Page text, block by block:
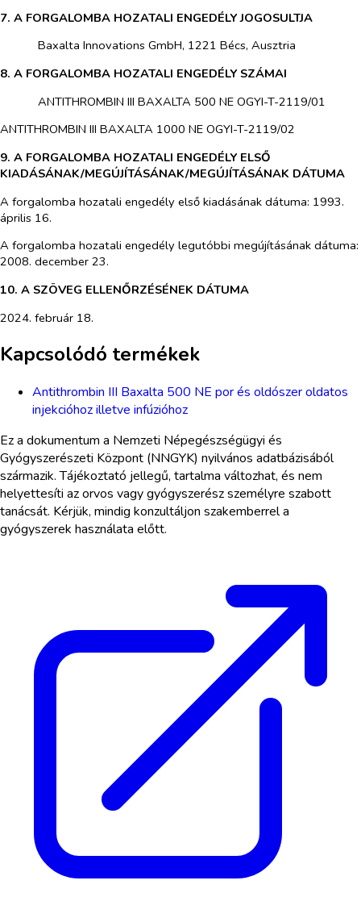
7. A FORGALOMBA HOZATALI ENGEDÉLY JOGOSULTJA
Baxalta Innovations GmbH, 1221 Bécs, Ausztria
8. A FORGALOMBA HOZATALI ENGEDÉLY SZÁMAI
ANTITHROMBIN III BAXALTA 500 NE OGYI-T-2119/01
ANTITHROMBIN III BAXALTA 1000 NE OGYI-T-2119/02
9. A FORGALOMBA HOZATALI ENGEDÉLY ELSŐ
KIADÁSÁNAK/MEGÚJÍTÁSÁNAK/MEGÚJÍTÁSÁNAK DÁTUMA
A forgalomba hozatali engedély első kiadásának dátuma: 1993.
április 16.
A forgalomba hozatali engedély legutóbbi megújításának dátuma:
2008. december 23.
10. A SZÖVEG ELLENŐRZÉSÉNEK DÁTUMA
2024. február 18.
Kapcsolódó termékek
Antithrombin III Baxalta 500 NE por és oldószer oldatos
injekcióhoz illetve infúzióhoz
Ez a dokumentum a Nemzeti Népegészségügyi és
Gyógyszerészeti Központ (NNGYK) nyilvános adatbázisából
származik. Tájékoztató jellegű, tartalma változhat, és nem
helyettesíti az orvos vagy gyógyszerész személyre szabott
tanácsát. Kérjük, mindig konzultáljon szakemberrel a
gyógyszerek használata előtt.